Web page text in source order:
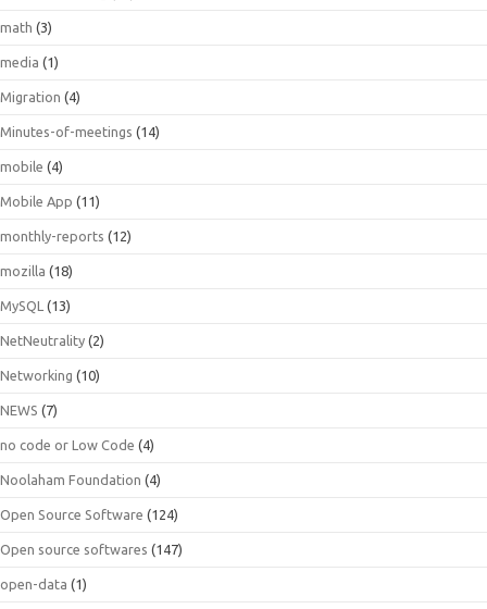
math (3)
media (1)
Migration (4)
Minutes-of-meetings (14)
mobile (4)
Mobile App (11)
monthly-reports (12)
mozilla (18)
MySQL (13)
NetNeutrality (2)
Networking (10)
NEWS (7)
no code or Low Code (4)
Noolaham Foundation (4)
Open Source Software (124)
Open source softwares (147)
open-data (1)